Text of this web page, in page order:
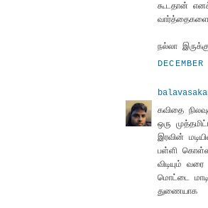
கூடதான்
நல்லா
கவிதை
ஒரு
இரவின்
பள்ளி
விடியும் வரை
மொட்டை
துணையாக